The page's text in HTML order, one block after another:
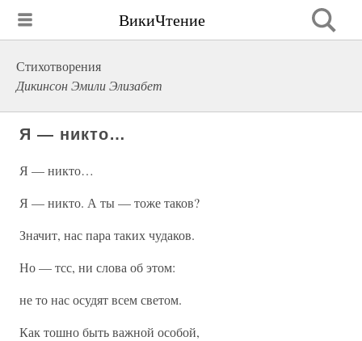
ВикиЧтение
Стихотворения
Дикинсон Эмили Элизабет
Я — никто…
Я — никто…
Я — никто. А ты — тоже таков?
Значит, нас пара таких чудаков.
Но — тсс, ни слова об этом:
не то нас осудят всем светом.
Как тошно быть важной особой,